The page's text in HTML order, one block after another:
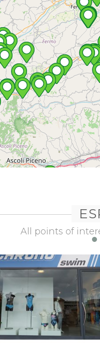
All points of